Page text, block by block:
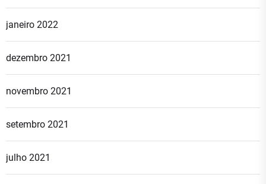
janeiro 2022
dezembro 2021
novembro 2021
setembro 2021
julho 2021